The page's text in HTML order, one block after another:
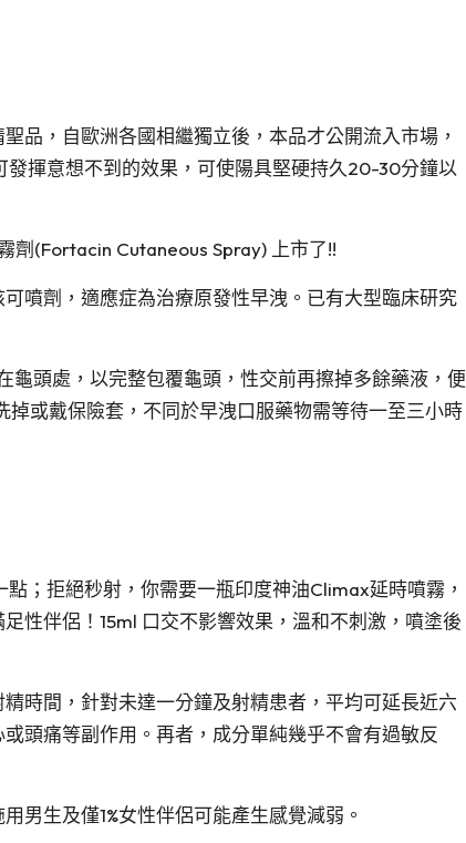
品，自歐洲各國相繼獨立後，本品才公開流入市場，
揮意想不到的效果，可使陽具堅硬持久20-30分鐘以
劑(Fortacin Cutaneous Spray) 上市了!!
噴劑，適應症為治療原發性早洩。已有大型臨床研究
龜頭處，以完整包覆龜頭，性交前再擦掉多餘藥液，便
掉或戴保險套，不同於早洩口服藥物需等待一至三小時
；拒絕秒射，你需要一瓶印度神油Climax延時噴霧，
性伴侶！15ml 口交不影響效果，溫和不刺激，噴塗後
時間，針對未達一分鐘及射精患者，平均可延長近六
頭痛等副作用。再者，成分單純幾乎不會有過敏反
男生及僅1%女性伴侶可能產生感覺減弱。